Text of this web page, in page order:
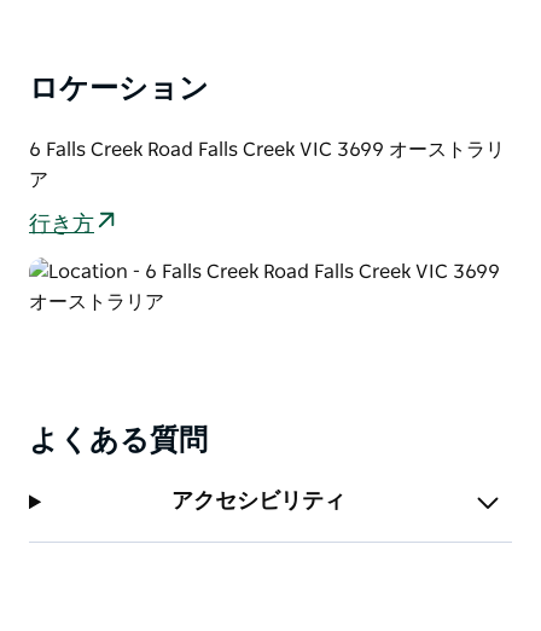
フォールズ・クリークの到着地点とリフトにも近いた
ロケーション
6 Falls Creek Road Falls Creek VIC 3699 オーストラリ
ア
行き方
よくある質問
アクセシビリティ